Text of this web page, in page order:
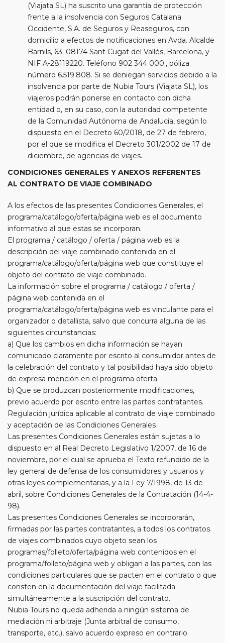
(Viajata SL) ha suscrito una garantía de protección
frente a la insolvencia con Seguros Catalana
Occidente, S.A. de Seguros y Reaseguros, con
domicilio a efectos de notificaciones en Avda. Alcalde
Barnils, 63. 08174 Sant Cugat del Vallès, Barcelona, y
NIF A-28119220. Teléfono 902 344 000., póliza
número 6.519.808. Si se deniegan servicios debido a la
insolvencia por parte de Nubia Tours (Viajata SL), los
viajeros podrán ponerse en contacto con dicha
entidad o, en su caso, con la autoridad competente
de la Comunidad Autónoma de Andalucía, según lo
dispuesto en el Decreto 60/2018, de 27 de febrero,
por el que se modifica el Decreto 301/2002 de 17 de
diciembre, de agencias de viajes.
CONDICIONES GENERALES Y ANEXOS REFERENTES
AL CONTRATO DE VIAJE COMBINADO
A los efectos de las presentes Condiciones Generales, el
programa/catálogo/oferta/página web es el documento
informativo al que estas se incorporan.
El programa / catálogo / oferta / página web es la
descripción del viaje combinado contenida en el
programa/catálogo/oferta/página web que constituye el
objeto del contrato de viaje combinado.
La información sobre el programa / catálogo / oferta /
página web contenida en el
programa/catálogo/oferta/página web es vinculante para el
organizador o detallista, salvo que concurra alguna de las
siguientes circunstancias:
a) Que los cambios en dicha información se hayan
comunicado claramente por escrito al consumidor antes de
la celebración del contrato y tal posibilidad haya sido objeto
de expresa mención en el programa oferta.
b) Que se produzcan posteriormente modificaciones,
previo acuerdo por escrito entre las partes contratantes.
Regulación jurídica aplicable al contrato de viaje combinado
y aceptación de las Condiciones Generales
Las presentes Condiciones Generales están sujetas a lo
dispuesto en al Real Decreto Legislativo 1/2007, de 16 de
noviembre, por el cual se aprueba el Texto refundido de la
ley general de defensa de los consumidores y usuarios y
otras leyes complementarias, y a la Ley 7/1998, de 13 de
abril, sobre Condiciones Generales de la Contratación (14-4-
98).
Las presentes Condiciones Generales se incorporarán,
firmadas por las partes contratantes, a todos los contratos
de viajes combinados cuyo objeto sean los
programas/folleto/oferta/página web contenidos en el
programa/folleto/página web y obligan a las partes, con las
condiciones particulares que se pacten en el contrato o que
consten en la documentación del viaje facilitada
simultáneamente a la suscripción del contrato.
Nubia Tours no queda adherida a ningún sistema de
mediación ni arbitraje (Junta arbitral de consumo,
transporte, etc.), salvo acuerdo expreso en contrario.